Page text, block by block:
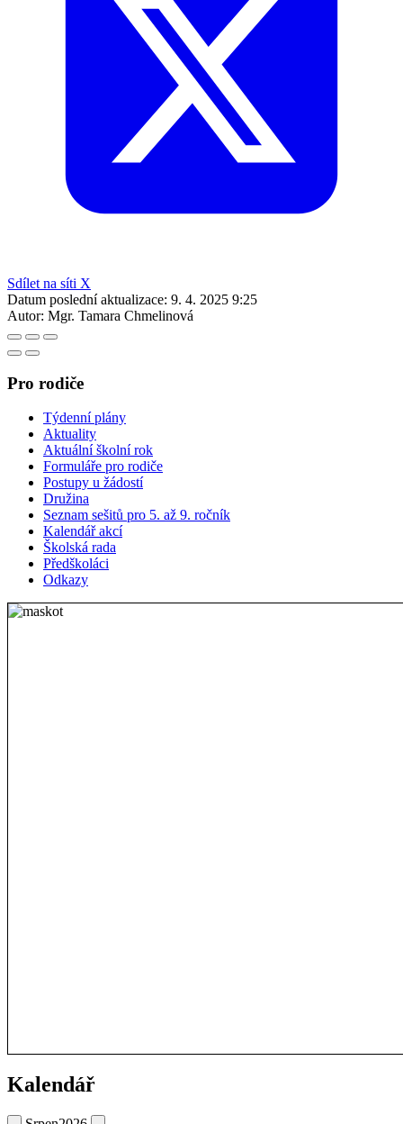
Sdílet na síti X
Datum poslední aktualizace: 9. 4. 2025 9:25
Autor: Mgr. Tamara Chmelinová
Pro rodiče
Týdenní plány
Aktuality
Aktuální školní rok
Formuláře pro rodiče
Postupy u žádostí
Družina
Seznam sešitů pro 5. až 9. ročník
Kalendář akcí
Školská rada
Předškoláci
Odkazy
Kalendář